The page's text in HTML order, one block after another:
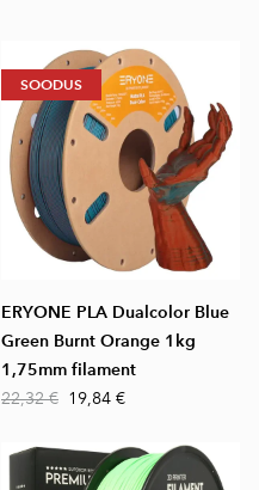
SOODUS
ERYONE PLA Dualcolor Blue
Green Burnt Orange 1kg
1,75mm filament
22,32 € 19,84 €